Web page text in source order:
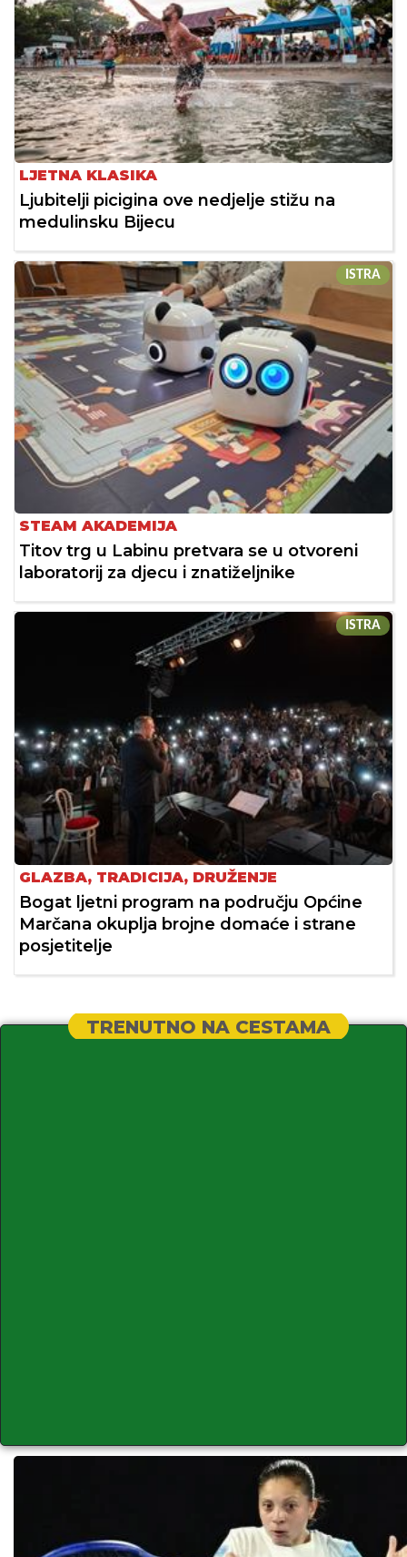
LJETNA KLASIKA
Ljubitelji picigina ove nedjelje stižu na
medulinsku Bijecu
ISTRA
STEAM AKADEMIJA
Titov trg u Labinu pretvara se u otvoreni
laboratorij za djecu i znatiželjnike
ISTRA
GLAZBA, TRADICIJA, DRUŽENJE
Bogat ljetni program na području Općine
Marčana okuplja brojne domaće i strane
posjetitelje
TRENUTNO NA CESTAMA